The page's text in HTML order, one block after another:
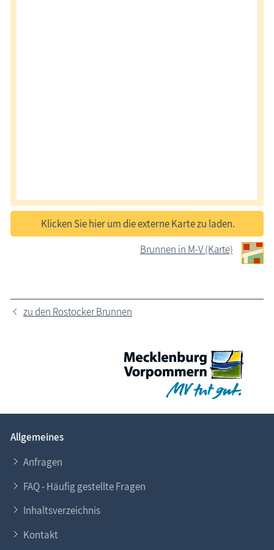
Klicken Sie hier um die externe Karte zu laden.
Brunnen in M-V (Karte)
zu den Rostocker Brunnen
Allgemeines
Anfragen
FAQ - Häufig gestellte Fragen
Inhaltsverzeichnis
Kontakt